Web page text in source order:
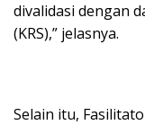
divalidasi dengan
(KRS),” jelasnya.
Selain itu,